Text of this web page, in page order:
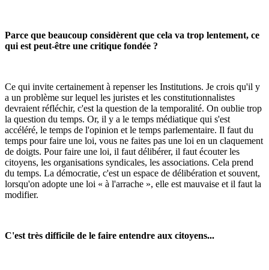
Parce que beaucoup considèrent que cela va trop lentement, ce
qui est peut-être une critique fondée ?
Ce qui invite certainement à repenser les Institutions. Je crois qu'il y
a un problème sur lequel les juristes et les constitutionnalistes
devraient réfléchir, c'est la question de la temporalité. On oublie trop
la question du temps. Or, il y a le temps médiatique qui s'est
accéléré, le temps de l'opinion et le temps parlementaire. Il faut du
temps pour faire une loi, vous ne faites pas une loi en un claquement
de doigts. Pour faire une loi, il faut délibérer, il faut écouter les
citoyens, les organisations syndicales, les associations. Cela prend
du temps. La démocratie, c'est un espace de délibération et souvent,
lorsqu'on adopte une loi « à l'arrache », elle est mauvaise et il faut la
modifier.
C'est très difficile de le faire entendre aux citoyens...